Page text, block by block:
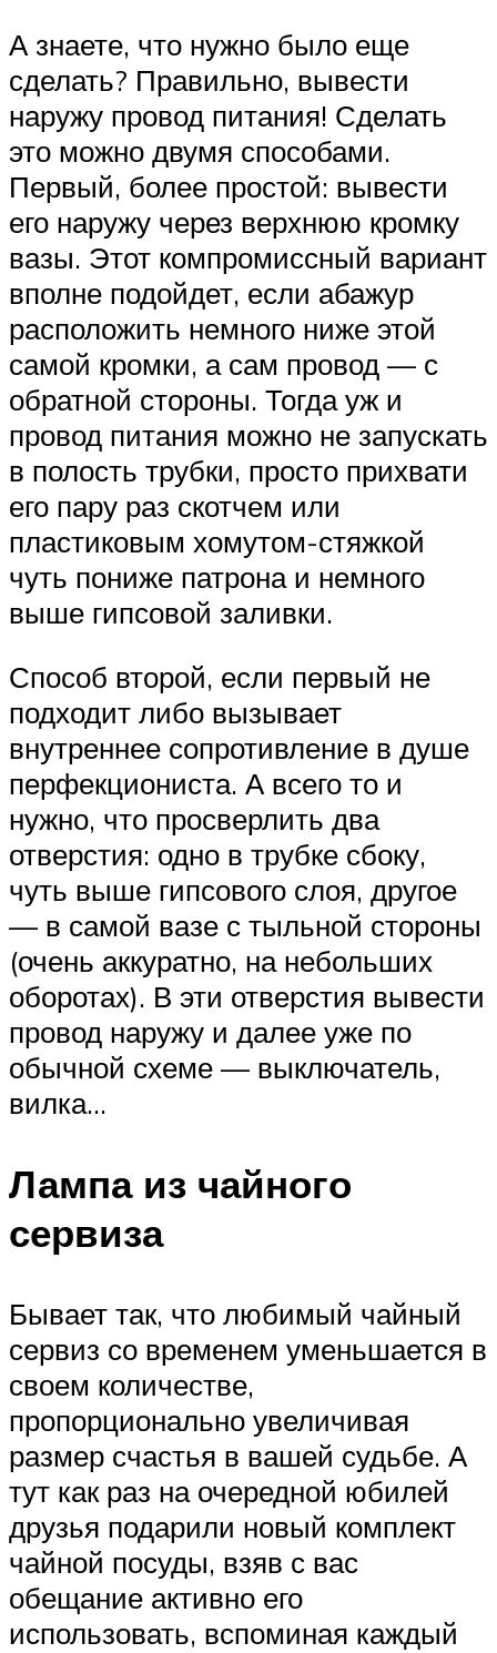
А знаете, что нужно было еще
сделать? Правильно, вывести
наружу провод питания! Сделать
это можно двумя способами.
Первый, более простой: вывести
его наружу через верхнюю кромку
вазы. Этот компромиссный вариант
вполне подойдет, если абажур
расположить немного ниже этой
самой кромки, а сам провод — с
обратной стороны. Тогда уж и
провод питания можно не запускать
в полость трубки, просто прихвати
его пару раз скотчем или
пластиковым хомутом-стяжкой
чуть пониже патрона и немного
выше гипсовой заливки.
Способ второй, если первый не
подходит либо вызывает
внутреннее сопротивление в душе
перфекциониста. А всего то и
нужно, что просверлить два
отверстия: одно в трубке сбоку,
чуть выше гипсового слоя, другое
— в самой вазе с тыльной стороны
(очень аккуратно, на небольших
оборотах). В эти отверстия вывести
провод наружу и далее уже по
обычной схеме — выключатель,
вилка…
​Лампа из чайного
сервиза
Бывает так, что любимый чайный
сервиз со временем уменьшается в
своем количестве,
пропорционально увеличивая
размер счастья в вашей судьбе. А
тут как раз на очередной юбилей
друзья подарили новый комплект
чайной посуды, взяв с вас
обещание активно его
использовать, вспоминая каждый